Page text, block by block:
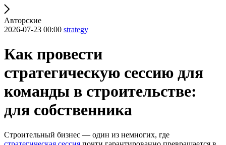
Авторские
2026-07-23 00:00 strategy
Как провести
стратегическую сессию для
команды в строительстве:
для собственника
Строительный бизнес — один из немногих, где